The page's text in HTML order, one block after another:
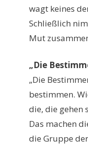
wagt keines
Schließlich
Mut
„Die
„Die
bestimmen.
die, die gehen
Das machen
die Gruppe